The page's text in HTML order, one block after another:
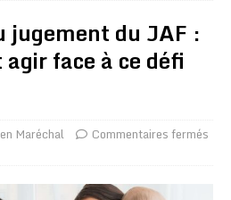
jugement du JAF :
face à ce défi
Maréchal Commentaires fermés